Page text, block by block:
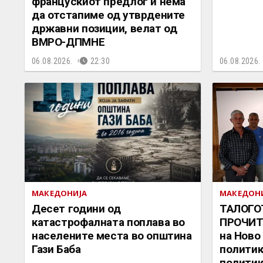
да отстапиме од утврдените
државни позиции, велат од
ВМРО-ДПМНЕ
06.08.2026. 22:30 06.08.2026.
МАКЕДОНИЈА
Десет години од
катастрофалната поплава во
населените места во општина
Гази Баба
на Ново